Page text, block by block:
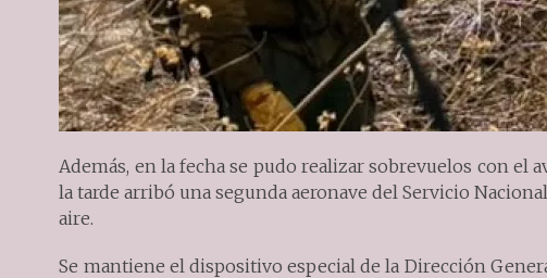
Además, en la fecha se pudo realizar sobrevuelos con
la tarde arribó una segunda aeronave del Servicio
aire.
Se mantiene el dispositivo especial de la Dirección